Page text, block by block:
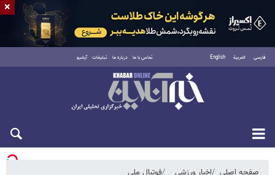
فارسی العربية English تماس با ما درباره ما تبلیغات آرشیو
یکشنبه ۱۸ مرداد ۱۴۰۵
صفحه اصلی اخبار ورزشی فوتبال ملی
×